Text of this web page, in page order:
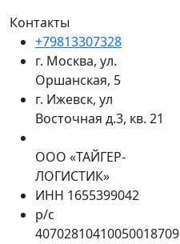
Контакты
+79813307328
г. Москва, ул.
Оршанская, 5
г. Ижевск, ул
Восточная д.3, кв. 21
ООО «ТАЙГЕР-
ЛОГИСТИК»
ИНН 1655399042
р/с
40702810410050018709